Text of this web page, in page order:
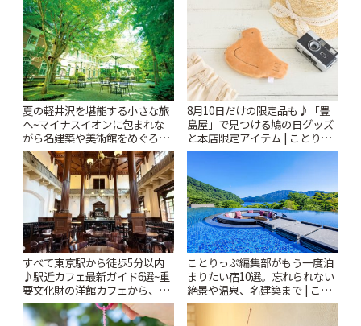
夏の軽井沢を堪能する小さな旅
へ~マイナスイオンに包まれな
がら名建築や美術館をめぐろう
~ | ことりっぷ
8月10日だけの限定品も♪「豊
島屋」で見つける鳩の日グッズ
と本店限定アイテム | ことりっ
ぷ
すべて東京駅から徒歩5分以内
♪駅近カフェ最新ガイド6選~重
要文化財の洋館カフェから、改
札すぐのレトロ喫茶まで~ | こと
りっぷ
ことりっぷ編集部がもう一度泊
まりたい宿10選。忘れられない
絶景や温泉、名建築まで | こと
りっぷ